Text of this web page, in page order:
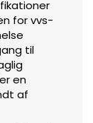
for vvs-
til
en
af